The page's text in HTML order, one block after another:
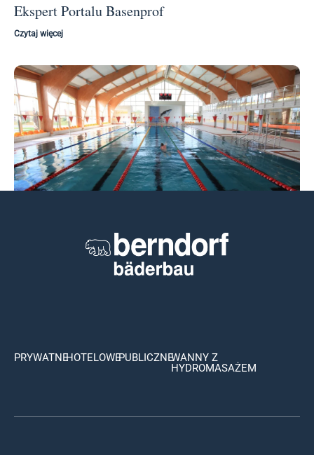
Ekspert Portalu Basenprof
Czytaj więcej
Nowy Artykuł w Builder Polska
PRYWATNEHOTELOWEPUBLICZNEWANNY Z
HYDROMASAŻEM